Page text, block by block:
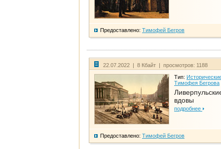
Предоставлено: Тимофей Бегров
22.07.2022 | 8 Кбайт | просмотров: 1188
Тип:
Тимофея Бегрова
вдовы
подробнее
Предоставлено: Тимофей Бегров